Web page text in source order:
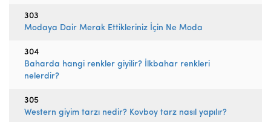
303
Modaya Dair Merak Ettikleriniz İçin Ne Moda
304
Baharda hangi renkler giyilir? İlkbahar renkleri
nelerdir?
305
Western giyim tarzı nedir? Kovboy tarz nasıl yapılır?